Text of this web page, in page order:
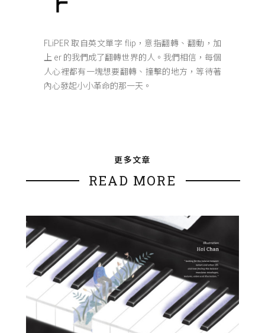
FLiPER 取自英文單字 flip，意指翻轉、翻動，加
上 er 的我們成了翻轉世界的人。我們相信，每個
人心裡都有一塊想要翻轉、撞擊的地方，等待著
內心發起小小革命的那一天。
更多文章
READ MORE